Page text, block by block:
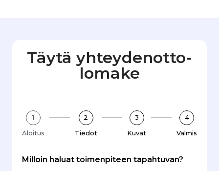
Täytä yhteydenotto­
lomake
1
Aloitus
2
Tiedot
3
Kuvat
4
Valmis
Milloin haluat toimenpiteen tapahtuvan?